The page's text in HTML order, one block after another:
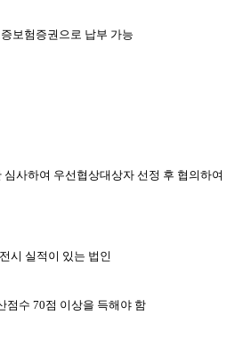
보험증권으로 납부 가능
사하여 우선협상대상자 선정 후 협의하여
시 실적이 있는 법인
수 70점 이상을 득해야 함